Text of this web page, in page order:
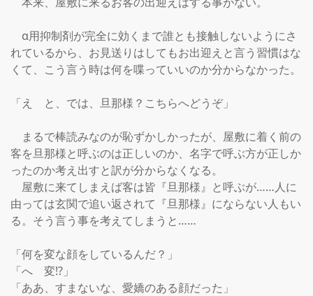
α用抑制剤が完全に効くまで誰とも接触しないようにさ
れているから、お見送りはしてもお出迎えと言う習慣はな
くて、こう言う時は何を喋っていいのか分からなかった。
「え　と、では、旦那様？こちらへどうぞ」
まるで棒読みなのが恥ずかしかったが、屋敷に着く前の
客を旦那様と呼ぶのは正しいのか、名字で呼ぶ方が正しか
ったのか考え出すと訳が分からなくなる。
屋敷に来てしまえば客は皆『旦那様』と呼ぶが……人に
由っては玄関で追い返されて『旦那様』にならない人もい
る。そう言う事を考えてしまうと……
「何を変な顔をしているんだ？」
「へ　変⁉」
「ああ、すまないな、愛嬌のある顔だった」